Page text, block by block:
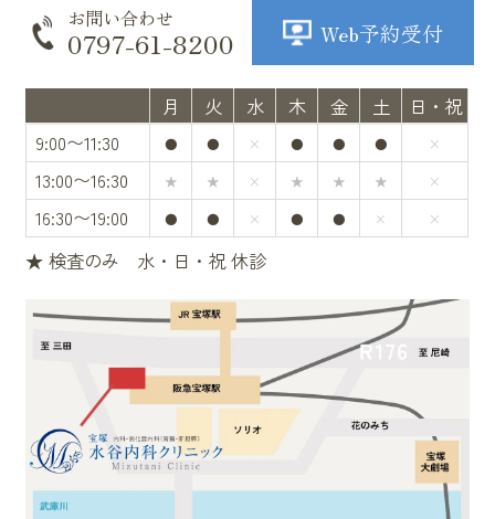
お問い合わせ
0797-61-8200 Web予約受付
月 火 水 木 金 土
日・祝
9:00〜11:30
● ● × ● ● ● ×
13:00〜16:30 ★ ★ × ★ ★ ★ ×
16:30〜19:00 ● ● × ● ● × ×
★ 検査のみ 水・日・祝 休診